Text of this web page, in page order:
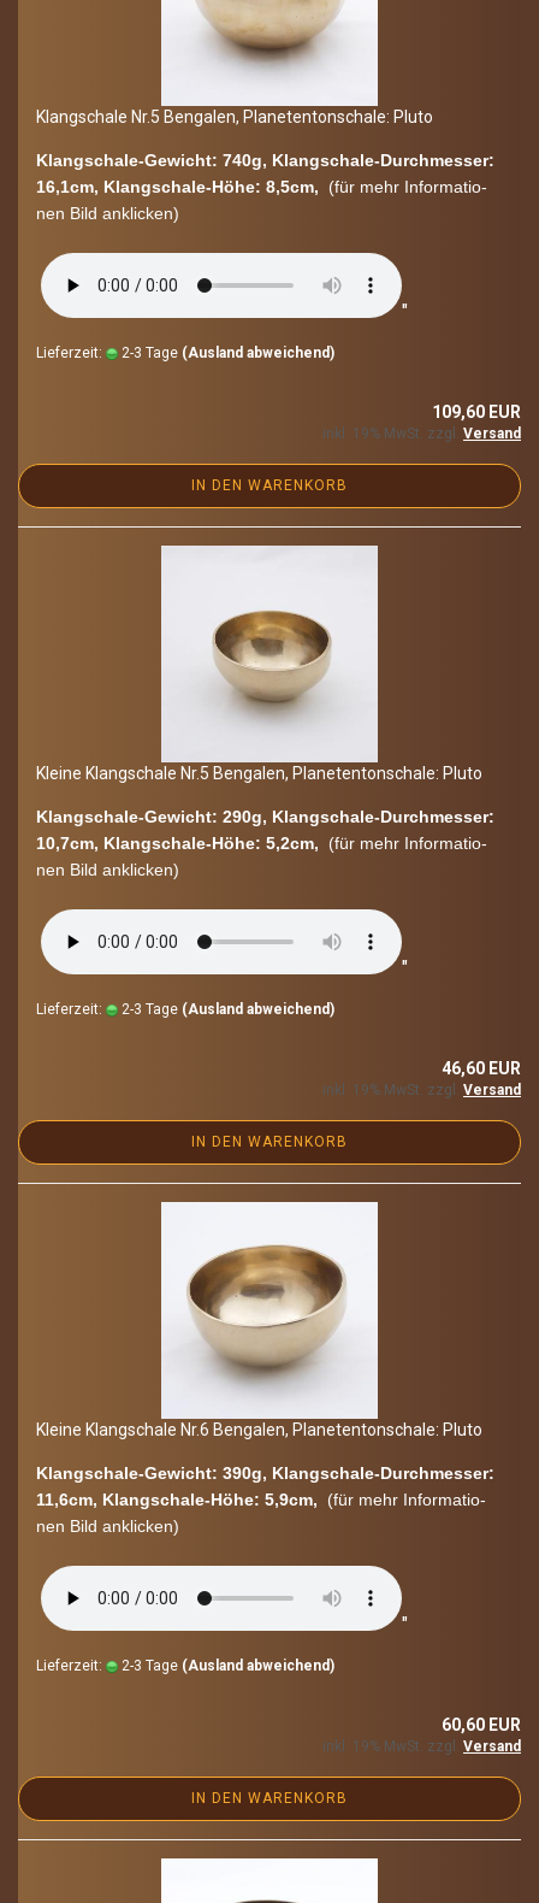
Klang­scha­le Nr.5 Ben­ga­len, Pla­ne­ten­ton­scha­le: Pluto
Klangschale-​Gewicht: 740g, Klangschale-​Durchmesser:
16,1cm, Klangschale-​Höhe: 8,5cm, (für mehr In­for­ma­tio­
nen Bild an­kli­cken)
"
Lieferzeit: 2-3 Tage (Ausland abweichend)
109,60 EUR
inkl. 19% MwSt. zzgl. Versand
IN DEN WARENKORB
Klei­ne Klang­scha­le Nr.5 Ben­ga­len, Pla­ne­ten­ton­scha­le: Pluto
Klangschale-​Gewicht: 290g, Klangschale-​Durchmesser:
10,7cm, Klangschale-​Höhe: 5,2cm, (für mehr In­for­ma­tio­
nen Bild an­kli­cken)
"
Lieferzeit: 2-3 Tage (Ausland abweichend)
46,60 EUR
inkl. 19% MwSt. zzgl. Versand
IN DEN WARENKORB
Klei­ne Klang­scha­le Nr.6 Ben­ga­len, Pla­ne­ten­ton­scha­le: Pluto
Klangschale-​Gewicht: 390g, Klangschale-​Durchmesser:
11,6cm, Klangschale-​Höhe: 5,9cm, (für mehr In­for­ma­tio­
nen Bild an­kli­cken)
"
Lieferzeit: 2-3 Tage (Ausland abweichend)
60,60 EUR
inkl. 19% MwSt. zzgl. Versand
IN DEN WARENKORB